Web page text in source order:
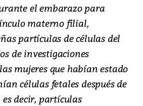
el embarazo para
materno filial,
partículas de células del
de investigaciones
mujeres que habían estado
células fetales después de
es decir, partículas